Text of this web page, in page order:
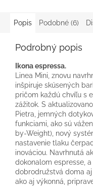
Popis Podobné (6)
Podrobný popis
Ikona espressa.
Linea Mini, znovu
inšpiruje skúsených
pričom každú chvíľu s
zážitok. S
Pietra, jemných
funkciami, ako sú
by-Weight), nový
nastavenie tlaku
inováciou. Navrhnutá
dokonalom espresse,
dobrodružstvá doma aj
ako aj výkonná,